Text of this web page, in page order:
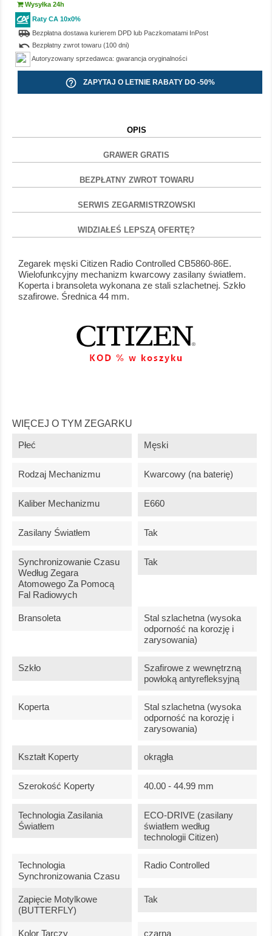
Wysyłka 24h
Raty CA 10x0%
airport_shuttleBezpłatna dostawa kurierem DPD lub Paczkomatami InPost
undo Bezpłatny zwrot towaru (100 dni)
Autoryzowany sprzedawca: gwarancja oryginalności
help_outline ZAPYTAJ O LETNIE RABATY DO -50%
OPIS
GRAWER GRATIS
BEZPŁATNY ZWROT TOWARU
SERWIS ZEGARMISTRZOWSKI
WIDZIAŁEŚ LEPSZĄ OFERTĘ?
Zegarek męski Citizen Radio Controlled CB5860-86E.
Wielofunkcyjny mechanizm kwarcowy zasilany światłem.
Koperta i bransoleta wykonana ze stali szlachetnej. Szkło
szafirowe. Średnica 44 mm.
WIĘCEJ O TYM ZEGARKU
Płeć Męski
Rodzaj Mechanizmu Kwarcowy (na baterię)
Kaliber Mechanizmu E660
Zasilany Światłem Tak
Synchronizowanie Czasu
Według Zegara
Atomowego Za Pomocą
Fal Radiowych
Tak
Bransoleta
Stal szlachetna (wysoka
odporność na korozję i
zarysowania)
Szkło
Szafirowe z wewnętrzną
powłoką antyrefleksyjną
Koperta
Stal szlachetna (wysoka
odporność na korozję i
zarysowania)
Kształt Koperty okrągła
Szerokość Koperty 40.00 - 44.99 mm
Technologia Zasilania
Światłem
ECO-DRIVE (zasilany
światłem według
technologii Citizen)
Technologia
Synchronizowania Czasu
Radio Controlled
Zapięcie Motylkowe
(BUTTERFLY)
Tak
Kolor Tarczy czarna